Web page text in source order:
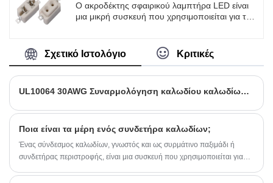
Ο ακροδέκτης σφαιρικού λαμπτήρα LED είναι
μια μικρή συσκευή που χρησιμοποιείται για τη
Σχετικό Ιστολόγιο Κριτικές
UL10064 30AWG Συναρμολόγηση καλωδίου καλωδίωσης JST 08SR-3S 1.0 Pitch 8 Pin Connector
Ποια είναι τα μέρη ενός συνδετήρα καλωδίων;
Ένας σύνδεσμος καλωδίων, γνωστός και ως συρμάτινο παξιμάδι ή
συνδετήρας περιστροφής, είναι μια συσκευή που χρησιμοποιείται για